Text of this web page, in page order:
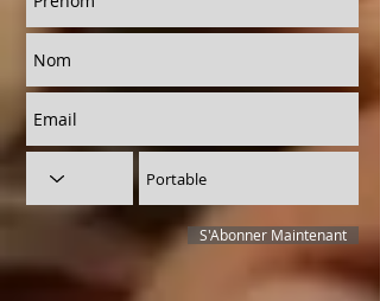
S'Abonner Maintenant